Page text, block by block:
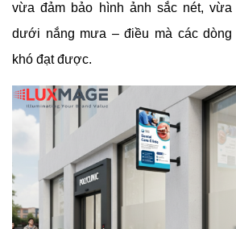
vừa đảm bảo hình ảnh sắc nét,
dưới nắng mưa – điều mà các dòng
khó đạt được.